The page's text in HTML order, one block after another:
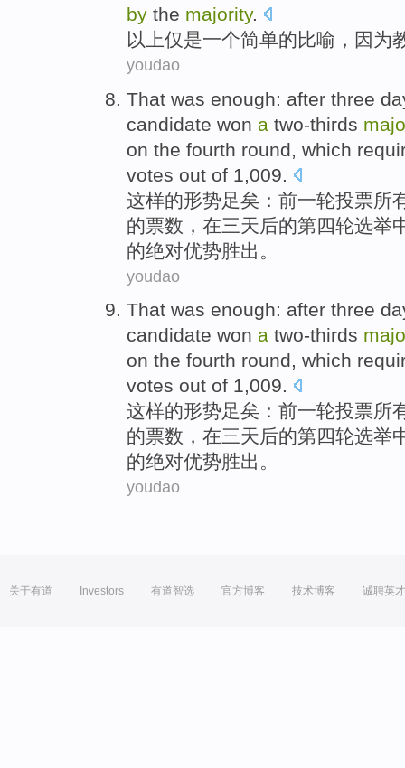
by the majority.
以上仅是一个简单的比喻， 因为
youdao
That was enough: after three
candidate won a two-thirds
on the fourth round, which
votes out of 1,009.
这样的形势足矣： 前一轮投票所
的票数 ， 在三天后的第四轮选举
的绝对优势胜出。
youdao
That was enough: after three
candidate won a two-thirds
on the fourth round, which
votes out of 1,009.
这样的形势足矣： 前一轮投票所
的票数 ， 在三天后的第四轮选举
的绝对优势胜出。
youdao
关于有道 Investors 有道智选 官方博客 技术博客 诚聘英才